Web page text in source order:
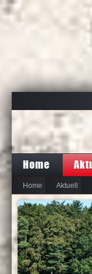
Home
Home Aktuell